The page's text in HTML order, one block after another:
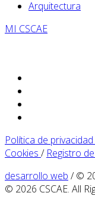
Arquitectura
MI CSCAE
Política de
Cookies / Registro
desarrollo web / ©
© 2026 CSCAE. All